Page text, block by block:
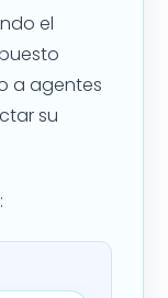
el
a agentes
su